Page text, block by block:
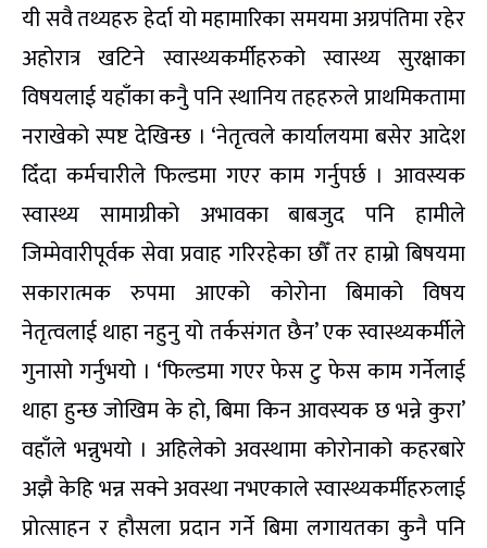
यी सवै तथ्यहरु हेर्दा यो महामारिका समयमा अग्रपंतिमा रहेर
अहोरात्र खटिने स्वास्थ्यकर्मीहरुको स्वास्थ्य सुरक्षाका
विषयलाई यहाँका कनुै पनि स्थानिय तहहरुले प्राथमिकतामा
नराखेको स्पष्ट देखिन्छ । ‘नेतृत्वले कार्यालयमा बसेर आदेश
दिँदा कर्मचारीले फिल्डमा गएर काम गर्नुपर्छ । आवस्यक
स्वास्थ्य सामाग्रीको अभावका बाबजुद पनि हामीले
जिम्मेवारीपूर्वक सेवा प्रवाह गरिरहेका छौँ तर हाम्रो बिषयमा
सकारात्मक रुपमा आएको कोरोना बिमाको विषय
नेतृत्वलाई थाहा नहुनु यो तर्कसंगत छैन’ एक स्वास्थ्यकर्मीले
गुनासो गर्नुभयो । ‘फिल्डमा गएर फेस टु फेस काम गर्नेलाई
थाहा हुन्छ जोखिम के हो, बिमा किन आवस्यक छ भन्ने कुरा’
वहाँले भन्नुभयो । अहिलेको अवस्थामा कोरोनाको कहरबारे
अझै केहि भन्न सक्ने अवस्था नभएकाले स्वास्थ्यकर्मीहरुलाई
प्रोत्साहन र हौसला प्रदान गर्ने बिमा लगायतका कुनै पनि